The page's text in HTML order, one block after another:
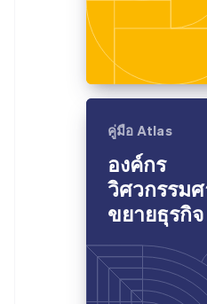
คู่มือ Atlas
องค์กร
วิศวกรรม
ขยายธุรกิจ